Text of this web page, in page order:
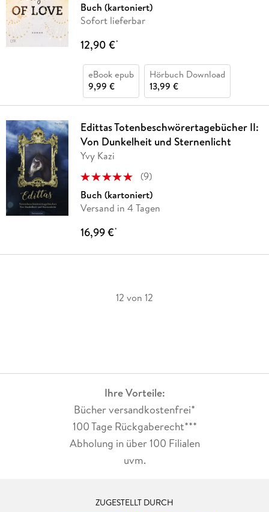
Buch (kartoniert)
Sofort lieferbar
12,90 €*
eBook epub
9,99 €
Hörbuch Download
13,99 €
Edittas Totenbeschwörertagebücher II:
Von Dunkelheit und Sternenlicht
Yvy Kazi
(9)
Buch (kartoniert)
Versand in 4 Tagen
16,99 €*
12 von 12
Ihre Vorteile:
Bücher versandkostenfrei*
100 Tage Rückgaberecht***
Abholung in über 100 Filialen
uvm.
ZUGESTELLT DURCH